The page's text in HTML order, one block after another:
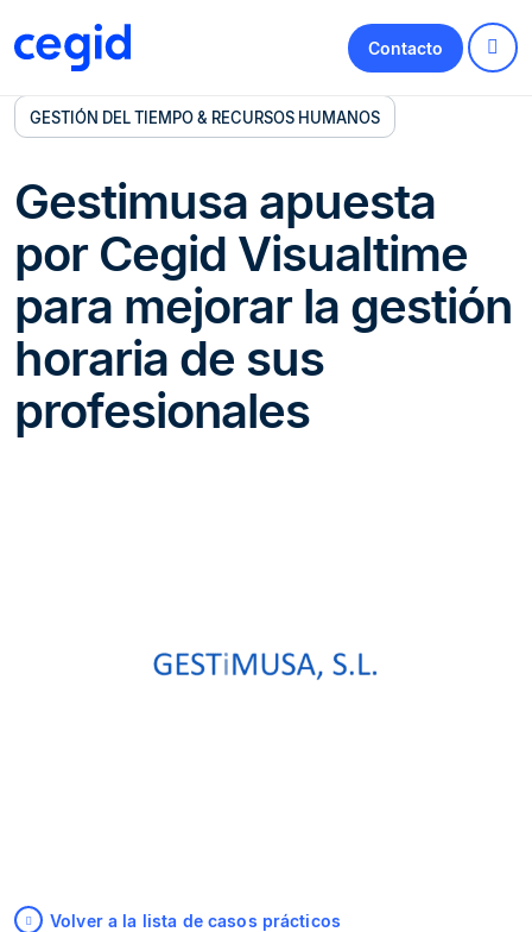
Contacto
GESTIÓN DEL TIEMPO & RECURSOS HUMANOS
Gestimusa apuesta
por Cegid Visualtime
para mejorar la gestión
horaria de sus
profesionales
Volver a la lista de casos prácticos